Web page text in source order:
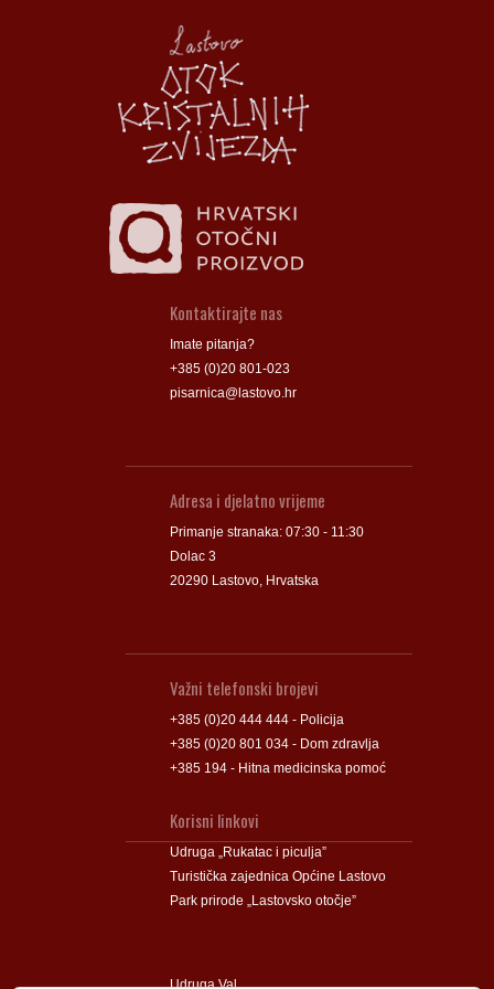
Groblje
Groblje
Kontaktirajte nas
Imate pitanja?
+385 (0)20 801-023
pisarnica@lastovo.hr
Adresa i djelatno vrijeme
Primanje stranaka: 07:30 - 11:30
Dolac 3
20290 Lastovo, Hrvatska
Važni telefonski brojevi
+385 (0)20 444 444 - Policija
+385 (0)20 801 034 - Dom zdravlja
+385 194 - Hitna medicinska pomoć
Korisni linkovi
Udruga „Rukatac i piculja”
Turistička zajednica Općine Lastovo
Park prirode „Lastovsko otočje”
Udruga Val